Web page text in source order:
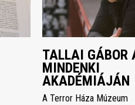
TALLAI GÁBOR
MINDENKI
AKADÉMIÁJÁN
A Terror Háza Múzeum